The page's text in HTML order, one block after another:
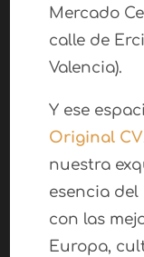
Mercado
calle de
Valencia).
Y ese
Original CV
nuestra
esencia
con las
Europa,